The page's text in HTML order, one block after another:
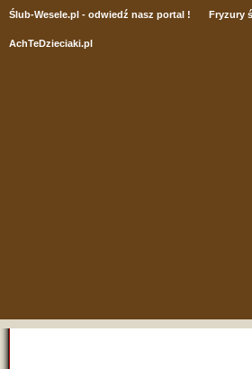
Ślub-Wesele.pl - odwiedź nasz portal ! Fryzury
AchTeDzieciaki.pl